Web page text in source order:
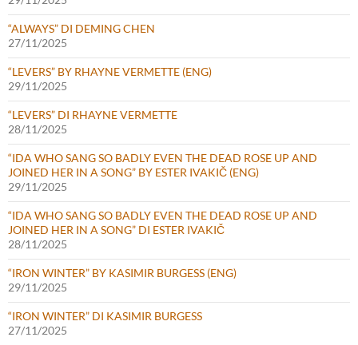
“ALWAYS” DI DEMING CHEN
27/11/2025
“LEVERS” BY RHAYNE VERMETTE (ENG)
29/11/2025
“LEVERS” DI RHAYNE VERMETTE
28/11/2025
“IDA WHO SANG SO BADLY EVEN THE DEAD ROSE UP AND
JOINED HER IN A SONG” BY ESTER IVAKIČ (ENG)
29/11/2025
“IDA WHO SANG SO BADLY EVEN THE DEAD ROSE UP AND
JOINED HER IN A SONG” DI ESTER IVAKIČ
28/11/2025
“IRON WINTER” BY KASIMIR BURGESS (ENG)
29/11/2025
“IRON WINTER” DI KASIMIR BURGESS
27/11/2025